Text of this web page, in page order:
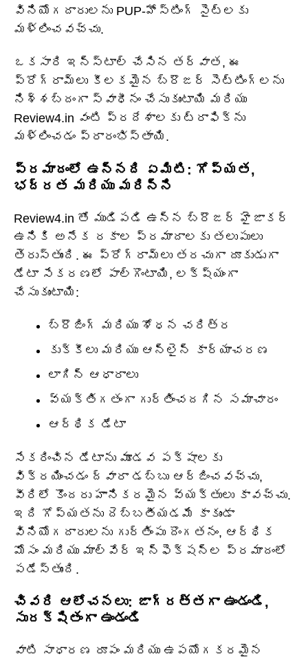
వినియోగదారులను PUP-హోస్టింగ్ సైట్‌లకు
మళ్లించవచ్చు.
ఒకసారి ఇన్‌స్టాల్ చేసిన తర్వాత, ఈ
ప్రోగ్రామ్‌లు కీలకమైన బ్రౌజర్ సెట్టింగ్‌లను
నిశ్శబ్దంగా స్వాధీనం చేసుకుంటాయి మరియు
Review4.in వంటి ప్రదేశాలకు ట్రాఫిక్‌ను
మళ్లించడం ప్రారంభిస్తాయి.
ప్రమాదంలో ఉన్నది ఏమిటి: గోప్యత,
భద్రత మరియు మరిన్ని
Review4.in తో ముడిపడి ఉన్న బ్రౌజర్ హైజాకర్
ఉనికి అనేక రకాల ప్రమాదాలకు తలుపులు
తెరుస్తుంది. ఈ ప్రోగ్రామ్‌లు తరచుగా దూకుడుగా
డేటా సేకరణలో పాల్గొంటాయి, లక్ష్యంగా
చేసుకుంటాయి:
బ్రౌజింగ్ మరియు శోధన చరిత్ర
కుక్కీలు మరియు ఆన్‌లైన్ కార్యాచరణ
లాగిన్ ఆధారాలు
వ్యక్తిగతంగా గుర్తించదగిన సమాచారం
ఆర్థిక డేటా
సేకరించిన డేటాను మూడవ పక్షాలకు
విక్రయించడం ద్వారా డబ్బు ఆర్జించవచ్చు,
వీరిలో కొందరు హానికరమైన వ్యక్తులు కావచ్చు.
ఇది గోప్యతను దెబ్బతీయడమే కాకుండా
వినియోగదారులను గుర్తింపు దొంగతనం, ఆర్థిక
మోసం మరియు మాల్వేర్ ఇన్ఫెక్షన్ల ప్రమాదంలో
పడేస్తుంది.
చివరి ఆలోచనలు: జాగ్రత్తగా ఉండండి,
సురక్షితంగా ఉండండి
వాటి సాధారణ రూపం మరియు ఉపయోగకరమైన